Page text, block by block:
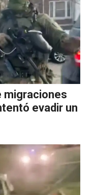
migraciones
evadir un